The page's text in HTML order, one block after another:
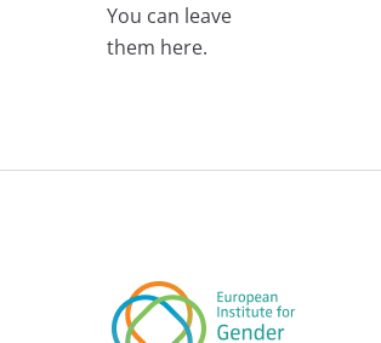
You can leave
them here.